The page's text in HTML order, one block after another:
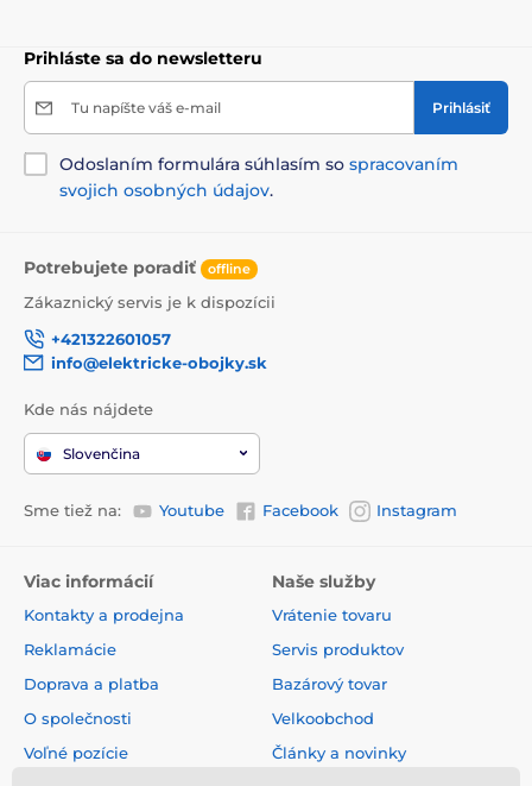
Prihláste sa do newsletteru
Tu napíšte váš e-mail Prihlásiť
Odoslaním formulára súhlasím so spracovaním
svojich osobných údajov.
Potrebujete poradiť offline
Zákaznický servis je k dispozícii
+421322601057
info@elektricke-obojky.sk
Kde nás nájdete
Slovenčina
Sme tiež na: Youtube Facebook Instagram
Viac informácií
Kontakty a prodejna
Reklamácie
Doprava a platba
O společnosti
Voľné pozície
Naše služby
Vrátenie tovaru
Servis produktov
Bazárový tovar
Velkoobchod
Články a novinky